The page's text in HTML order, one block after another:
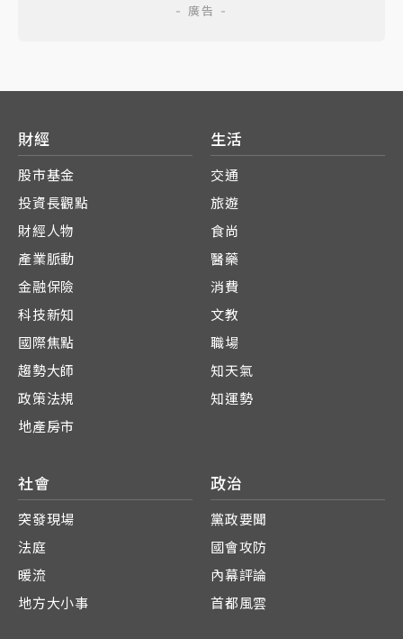
財經
股市基金
投資長觀點
財經人物
產業脈動
金融保險
科技新知
國際焦點
趨勢大師
政策法規
地產房市
生活
交通
旅遊
食尚
醫藥
消費
文教
職場
知天氣
知運勢
社會
突發現場
法庭
暖流
地方大小事
政治
黨政要聞
國會攻防
內幕評論
首都風雲